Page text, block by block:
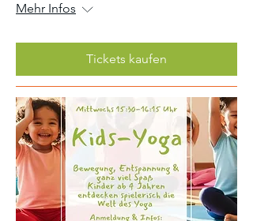
Mehr Infos
Tickets kaufen